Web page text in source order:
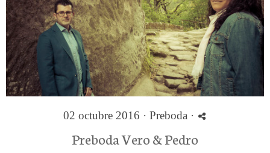
02 octubre 2016 · Preboda ·
Preboda Vero & Pedro